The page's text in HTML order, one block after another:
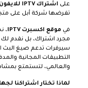
على اشتراك IPTV للايفون
تفرضها شركة أبل على
في موقع اكسبرت IPTV
،
مجرد اشتراك، بل نقدم لك
التطبيقات المجانية
والعالمي، لتستمتع
لماذا تختار اشتراكنا